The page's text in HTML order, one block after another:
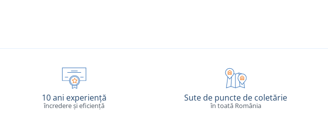
10 ani experiență
încredere și eficiență
Sute de puncte de coletărie
în toată România